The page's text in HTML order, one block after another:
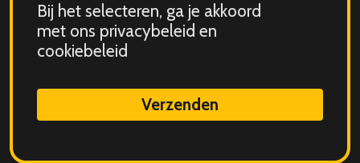
Consent
for
storing
data
Bij het selecteren, ga je akkoord
met ons privacybeleid en
cookiebeleid